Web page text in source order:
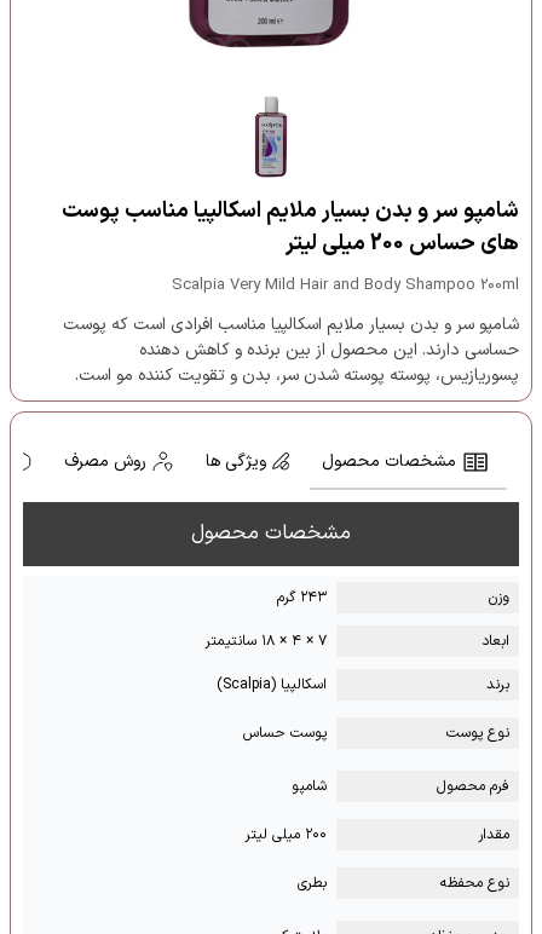
شامپو سر و بدن بسیار ملایم اسکالپیا مناسب پوست
های حساس 200 میلی لیتر
Scalpia Very Mild Hair and Body Shampoo 200ml
شامپو سر و بدن بسیار ملایم اسکالپیا مناسب افرادی است که پوست‌
حساسی دارند. این محصول از بین برنده و کاهش دهنده
پسوریازیس، پوسته پوسته شدن سر، بدن و تقویت کننده مو است.
مشخصات محصول ویژگی ها روش مصرف
مشخصات محصول
وزن
۲۴۳ گرم
ابعاد
۷ × ۴ × ۱۸ سانتیمتر
برند
اسکالپیا (Scalpia)
نوع پوست پوست حساس
فرم محصول شامپو
مقدار ۲۰۰ میلی لیتر
نوع محفظه بطری